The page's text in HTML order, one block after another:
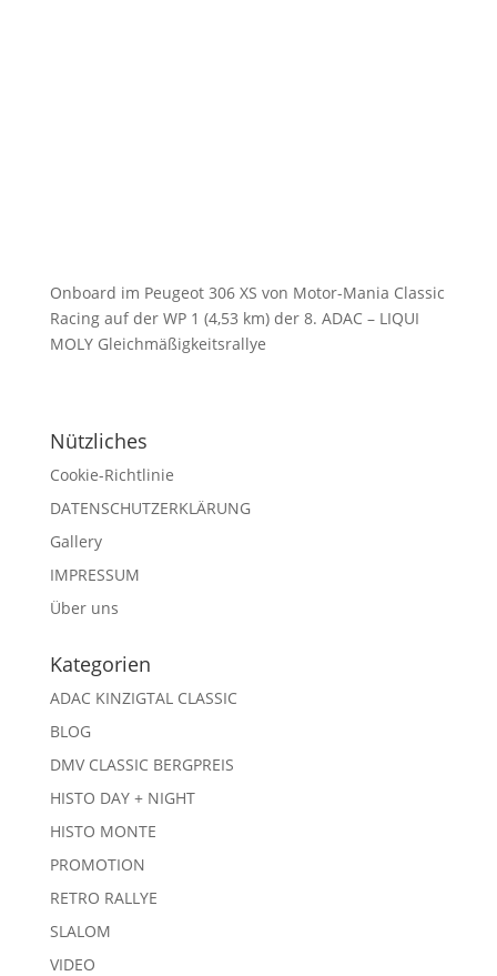
Onboard im Peugeot 306 XS von Motor-Mania Classic
Racing auf der WP 1 (4,53 km) der 8. ADAC – LIQUI
MOLY Gleichmäßigkeitsrallye
Nützliches
Cookie-Richtlinie
DATENSCHUTZERKLÄRUNG
Gallery
IMPRESSUM
Über uns
Kategorien
ADAC KINZIGTAL CLASSIC
BLOG
DMV CLASSIC BERGPREIS
HISTO DAY + NIGHT
HISTO MONTE
PROMOTION
RETRO RALLYE
SLALOM
VIDEO